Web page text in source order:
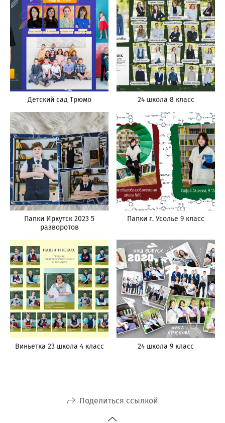
Детский сад Трюмо 24 школа 8 класс
Папки Иркутск 2023 5
разворотов
Папки г. Усолье 9 класс
Виньетка 23 школа 4 класс 24 школа 9 класс
Поделиться ссылкой